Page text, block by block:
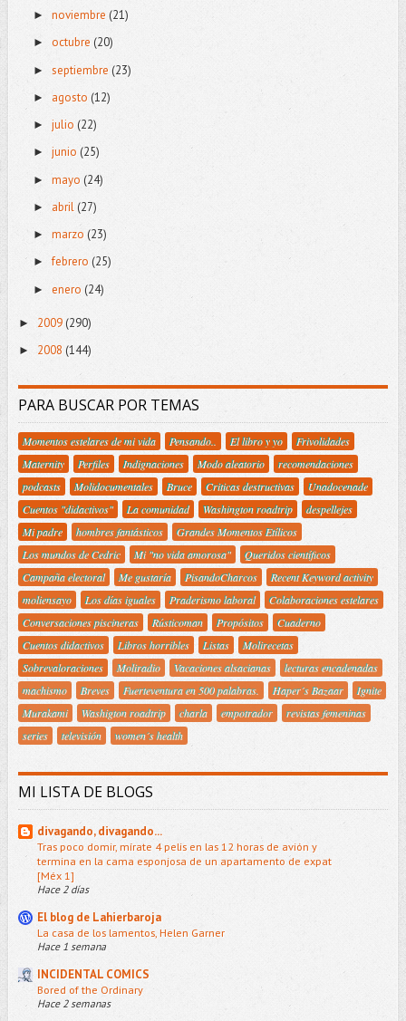
► noviembre (21)
► octubre (20)
► septiembre (23)
► agosto (12)
► julio (22)
► junio (25)
► mayo (24)
► abril(27)
► marzo (23)
►febrero (25)
► enero (24)
► 2009 (290)
► 2008 (144)
PARA BUSCAR POR TEMAS
Momentos estelares de mi vida Pensando.. El libro y yo
Frivolidades
Maternity
Perfiles Indignaciones Modo aleatorio
recomendaciones
podcasts
Molidocumentales Bruce Criticas destructivas
Unadocenade
Cuentos "didactivos"
La comunidad Washington roadtrip
despellejes
Mi padre
hombres fantásticos
Grandes Momentos Etílicos
Los mundos de Cedric
Mi "no vida amorosa"
Queridos científicos
Campaña electoral
Me gustaría PisandoCharcos
Recent Keyword activity
moliensayo
Los días iguales Praderismo laboral
Colaboraciones estelares
Conversaciones piscineras
Rústicoman Propósitos
Cuaderno
Cuentos didactivos
Libros horribles Listas
Molirecetas
Sobrevaloraciones
Moliradio Vacaciones alsacianas
lecturas encadenadas
machismo
Breves Fuerteventura en 500 palabras. Haper´s Bazaar
Ignite
Murakami
Washigton roadtrip charla empotrador
revistas femeninas
series
televisión women´s health
MI LISTA DE BLOGS
divagando, divagando...
Tras poco domir, mírate 4 pelis en las 12 horas de avión y
termina en la cama esponjosa de un apartamento de expat
[Méx 1]
Hace 2 días
El blog de Lahierbaroja
La casa de los lamentos, Helen Garner
Hace 1 semana
INCIDENTAL COMICS
Bored of the Ordinary
Hace 2 semanas